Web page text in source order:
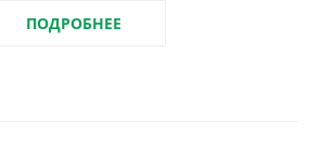
ПОДРОБНЕЕ